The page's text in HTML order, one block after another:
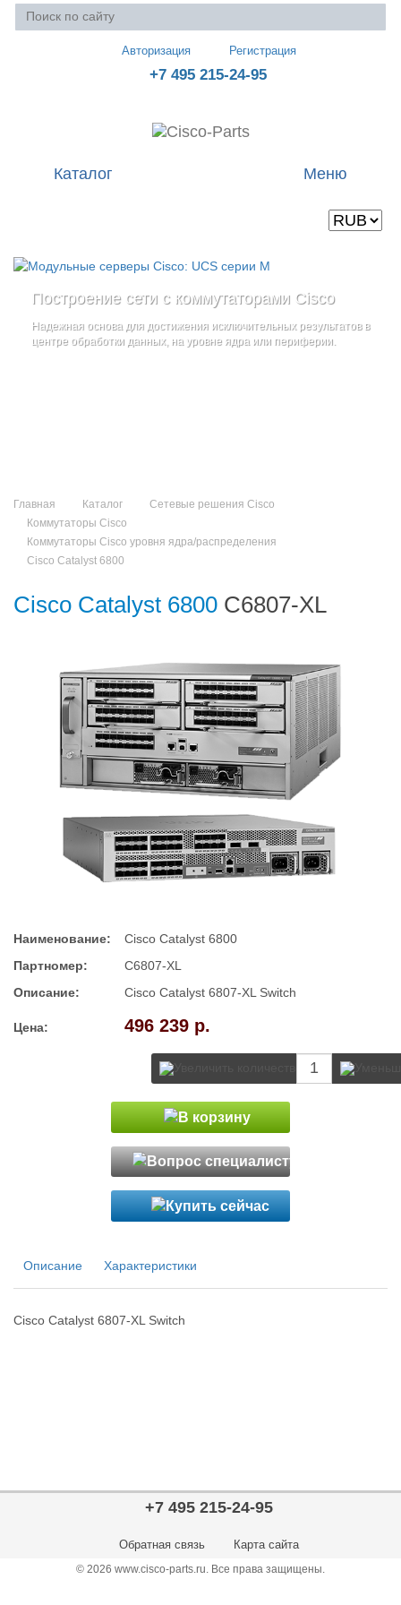
Авторизация Регистрация
+7 495 215-24-95
Меню
Каталог
Построение сети с коммутаторами Cisco
Надежная основа для достижения исключительных результатов в
центре обработки данных, на уровне ядра или периферии.
Стоечные серверы Cisco UCS серии C
Созданы для сокращения общей стоимости владенияи
повышение адаптивности Вашего бизнеса
дополнительные компоненты
Главная Каталог
Сетевые решения Cisco
Коммутаторы Cisco
Коммутаторы Cisco уровня ядра/распределения
Cisco Catalyst 6800
Cisco Catalyst 6800 C6807-XL
Наименование:
Cisco Catalyst 6800
Партномер:
C6807-XL
Описание:
Cisco Catalyst 6807-XL Switch
Цена: 496 239 р.
Описание Характеристики
Cisco Catalyst 6807-XL Switch
+7 495 215-24-95
Обратная связь Карта сайта
© 2026 www.cisco-parts.ru. Все права защищены.